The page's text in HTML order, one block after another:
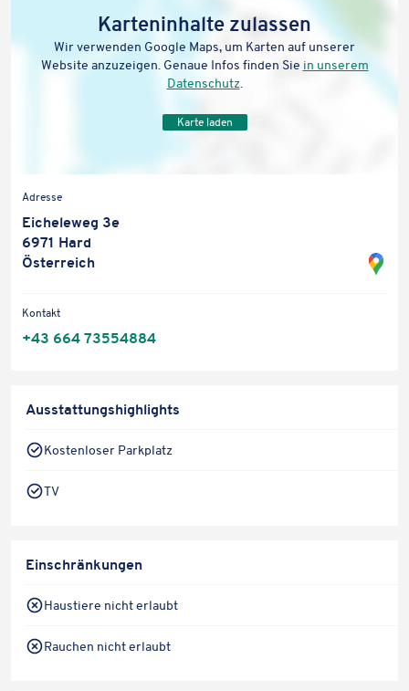
Karteninhalte zulassen
Wir verwenden Google Maps, um Karten auf unserer
Website anzuzeigen. Genaue Infos finden Sie in unserem
Datenschutz.
Karte laden
Adresse
Eicheleweg 3e
6971 Hard
Österreich
Kontakt
+43 664 73554884
Ausstattungshighlights
Kostenloser Parkplatz
TV
Einschränkungen
Haustiere nicht erlaubt
Rauchen nicht erlaubt
Wir verwenden Google Maps, um Karten auf unserer Website